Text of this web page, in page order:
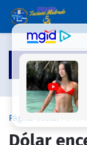
Página inicial
Dólar